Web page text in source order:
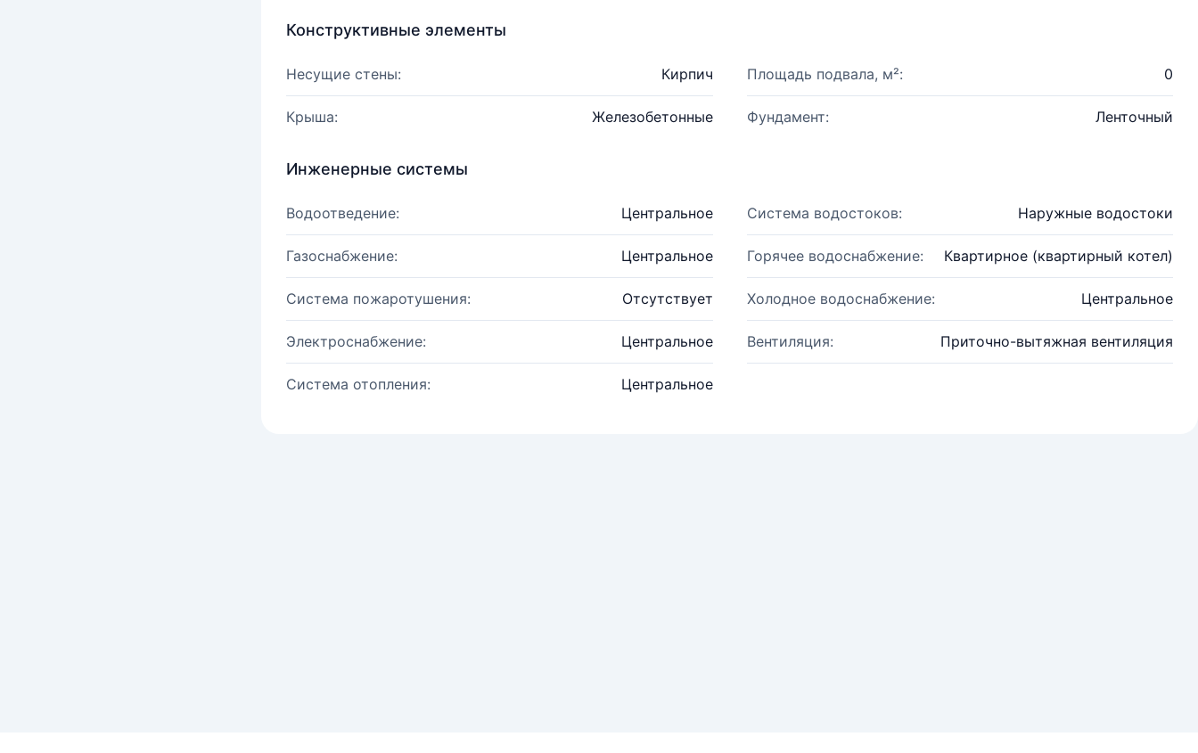
Конструктивные элементы
Несущие стены: Кирпич Площадь подвала, м²: 0
Крыша: Железобетонные Фундамент: Ленточный
Инженерные системы
Водоотведение: Центральное Система водостоков: Наружные водостоки
Газоснабжение: Центральное Горячее водоснабжение: Квартирное (квартирный котел)
Система пожаротушения: Отсутствует Холодное водоснабжение: Центральное
Электроснабжение: Центральное Вентиляция: Приточно-вытяжная вентиляция
Система отопления: Центральное